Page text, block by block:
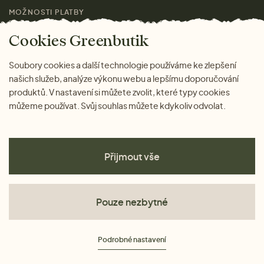
Magazín
MOŽNOSTI PLATBY
Ochrana osobních údajů
Cookies
Cookies Greenbutik
Soubory cookies a další technologie používáme ke zlepšení
našich služeb, analýze výkonu webu a lepšímu doporučování
produktů. V nastavení si můžete zvolit, které typy cookies
můžeme používat. Svůj souhlas můžete kdykoliv odvolat.
Přijmout vše
Pouze nezbytné
Podrobné nastavení